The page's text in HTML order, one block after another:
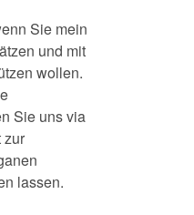
Sie mein
und mit
wollen.
Sie uns via
zur
lassen.